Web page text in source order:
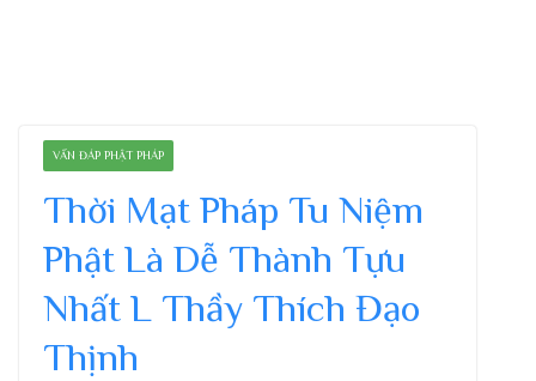
VẤN ĐÁP PHẬT PHÁP
Thời Mạt Pháp Tu Niệm
Phật Là Dễ Thành Tựu
Nhất L Thầy Thích Đạo
Thịnh